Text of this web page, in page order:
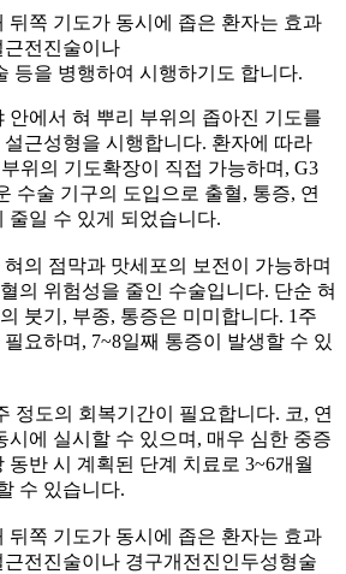
뒤쪽 기도가 동시에 좁은 환자는 효과
근전진술이나
등을 병행하여 시행하기도 합니다.
안에서 혀 뿌리 부위의 좁아진 기도를
근성형을 시행합니다. 환자에 따라
위의 기도확장이 직접 가능하며, G3
수술 기구의 도입으로 출혈, 통증, 연
줄일 수 있게 되었습니다.
의 점막과 맛세포의 보전이 가능하며
의 위험성을 줄인 수술입니다. 단순 혀
붓기, 부종, 통증은 미미합니다. 1주
요하며, 7~8일째 통증이 발생할 수 있
정도의 회복기간이 필요합니다. 코, 연
시에 실시할 수 있으며, 매우 심한 중증
동반 시 계획된 단계 치료로 3~6개월
수 있습니다.
뒤쪽 기도가 동시에 좁은 환자는 효과
전진술이나 경구개전진인두성형술